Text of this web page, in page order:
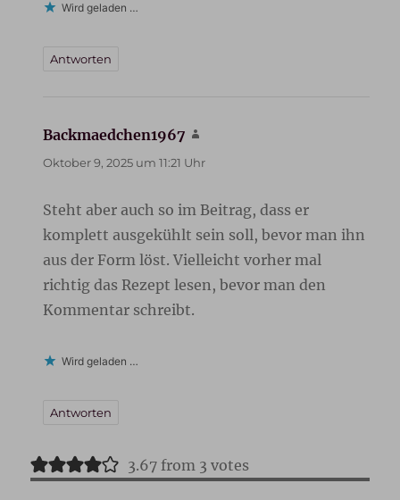
Wird geladen …
Antworten
Backmaedchen1967
Oktober 9, 2025 um 11:21 Uhr
Steht aber auch so im Beitrag, dass er
komplett ausgekühlt sein soll, bevor man ihn
aus der Form löst. Vielleicht vorher mal
richtig das Rezept lesen, bevor man den
Kommentar schreibt.
Wird geladen …
Antworten
3.67 from 3 votes